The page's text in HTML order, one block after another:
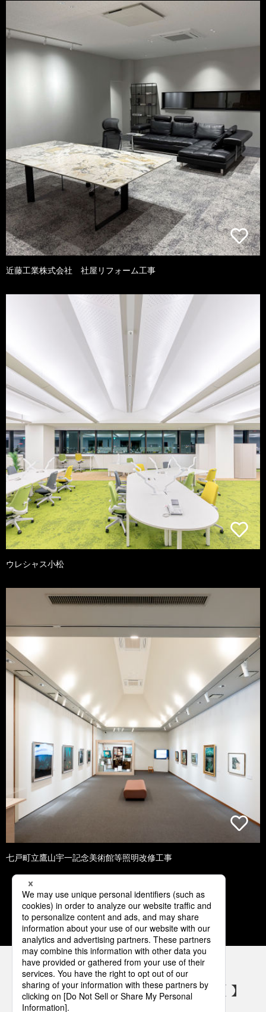
近藤工業株式会社 社屋リフォーム工事
ウレシャス小松
七戸町立鷹山宇一記念美術館等照明改修工事
1 2 3 4 5
パナソニックの電気設備 SNSアカウント